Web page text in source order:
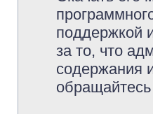
поддержкой
за то, что
содержания